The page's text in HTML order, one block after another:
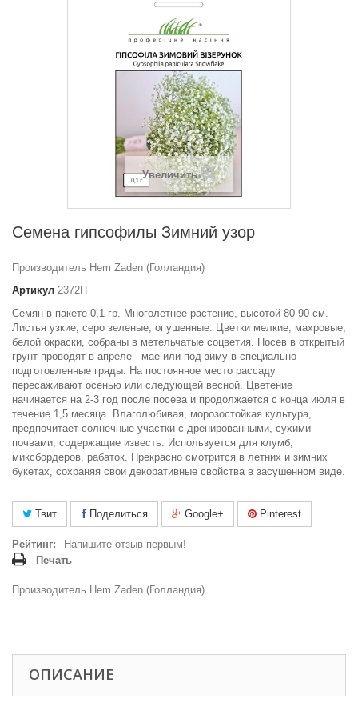
Увеличить
Семена гипсофилы Зимний узор
Производитель Hem Zaden (Голландия)
Артикул 2372П
Семян в пакете 0,1 гр. Многолетнее растение, высотой 80-90 см.
Листья узкие, серо зеленые, опушенные. Цветки мелкие, махровые,
белой окраски, собраны в метельчатые соцветия. Посев в открытый
грунт проводят в апреле - мае или под зиму в специально
подготовленные гряды. На постоянное место рассаду
пересаживают осенью или следующей весной. Цветение
начинается на 2-3 год после посева и продолжается с конца июля в
течение 1,5 месяца. Влаголюбивая, морозостойкая культура,
предпочитает солнечные участки с дренированными, сухими
почвами, содержащие известь. Используется для клумб,
миксбордеров, рабаток. Прекрасно смотрится в летних и зимних
букетах, сохраняя свои декоративные свойства в засушенном виде.
Твит Поделиться Google+ Pinterest
Рейтинг:
Напишите отзыв первым!
Печать
Производитель Hem Zaden (Голландия)
ОПИСАНИЕ